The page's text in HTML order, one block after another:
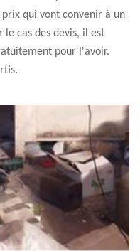
qui vont convenir à un
cas des devis, il est
pour l'avoir.